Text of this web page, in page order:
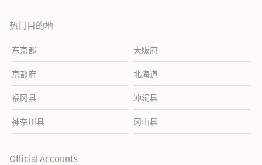
热门目的地
东京都 大阪府
京都府 北海道
福冈县 冲绳县
神奈川县 冈山县
Official Accounts